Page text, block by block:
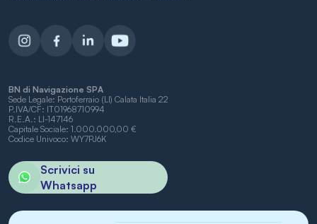
BN di Navigazione SPA
Sede Legale: Portoferraio (LI) Calata Italia 22
P.IVA/CF: IT01968710994
R.E.A.: LI-147146
Capitale Sociale: 1.000.000,00 €
Codice Univoco: WY7PJ6K
Scrivici su
Whatsapp